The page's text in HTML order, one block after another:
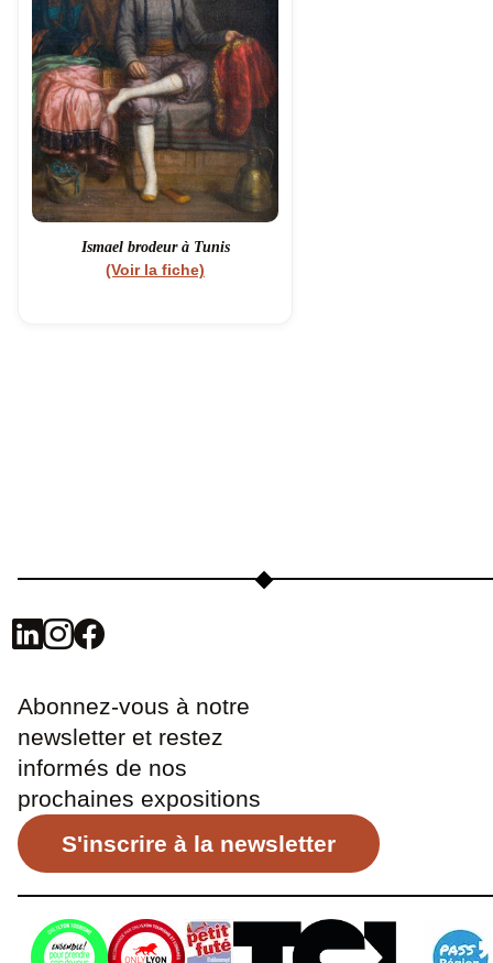
Ismael brodeur à Tunis
(Voir la fiche)
Abonnez-vous à notre
newsletter et restez
informés de nos
prochaines expositions
S'inscrire à la newsletter